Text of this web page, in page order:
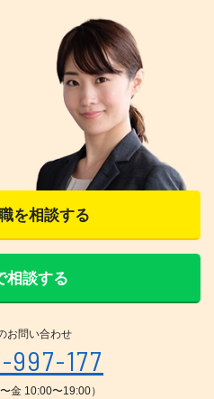
を相談する
相談する
お問い合わせ
997-177
金 10:00〜19:00）